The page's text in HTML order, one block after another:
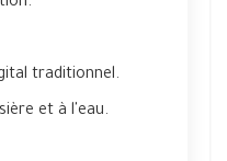
traditionnel.
et à l'eau.